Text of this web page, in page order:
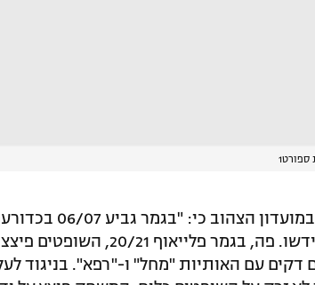
בהמשך, הוסיפו
דקים עם האותיות "מחל" ו-"רפא". בניגוד